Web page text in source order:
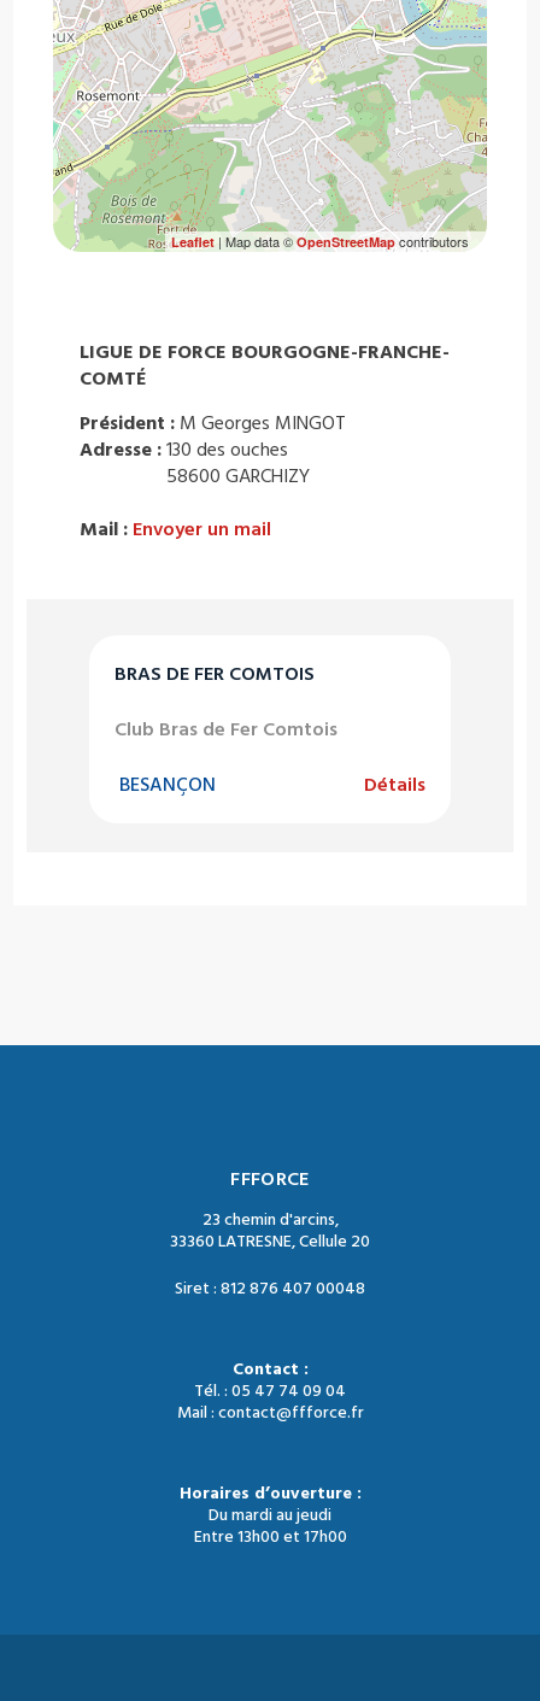
BRAS DE FER COMTOIS
Club Bras de Fer Comtois
BESANÇON Détails
Leaflet| Map data ©OpenStreetMapcontributors
LIGUE DE FORCE BOURGOGNE-FRANCHE-
COMTÉ
Président : M Georges MINGOT
Adresse :130 des ouches
58600 GARCHIZY
Mail : Envoyer un mail
FFFORCE
23 chemin d'arcins,
33360 LATRESNE, Cellule 20
Siret : 812 876 407 00048
Contact :
Tél. : 05 47 74 09 04
Mail : contact@ffforce.fr
Horaires d’ouverture :
Du mardi au jeudi
Entre 13h00 et 17h00